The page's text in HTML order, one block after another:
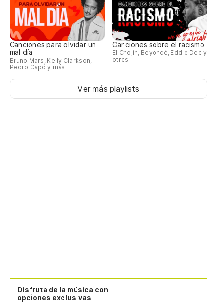
Canciones para olvidar un
mal día
Bruno Mars, Kelly Clarkson,
Pedro Capó y más
Canciones sobre el racismo
El Chojin, Beyoncé, Eddie Dee y
otros
Ver más playlists
Disfruta de la música con
opciones exclusivas